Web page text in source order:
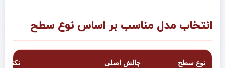
انتخاب مدل مناسب بر اساس نوع سطح
نوع سطح چالش اصلی نکته